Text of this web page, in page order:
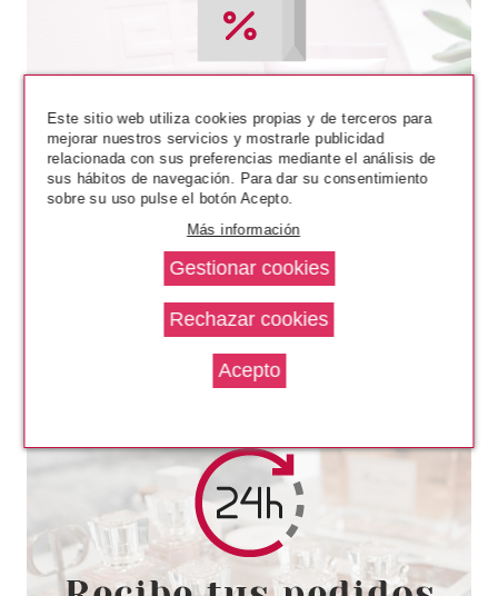
CLARINS SOMBRAS DE OJOS 4
GRADATION
-24% 36.94€
CLARINS MÁSCARA DE
PESTAÑAS SUPRA LIFT & CURL
01 INTENSE BLACK 8 ML
Pvr 24.80€
-24%
desde
18.95€
Este sitio web utiliza cookies propias y de terceros para
mejorar nuestros servicios y mostrarle publicidad
relacionada con sus preferencias mediante el análisis de
sus hábitos de navegación. Para dar su consentimiento
sobre su uso pulse el botón Acepto.
Más información